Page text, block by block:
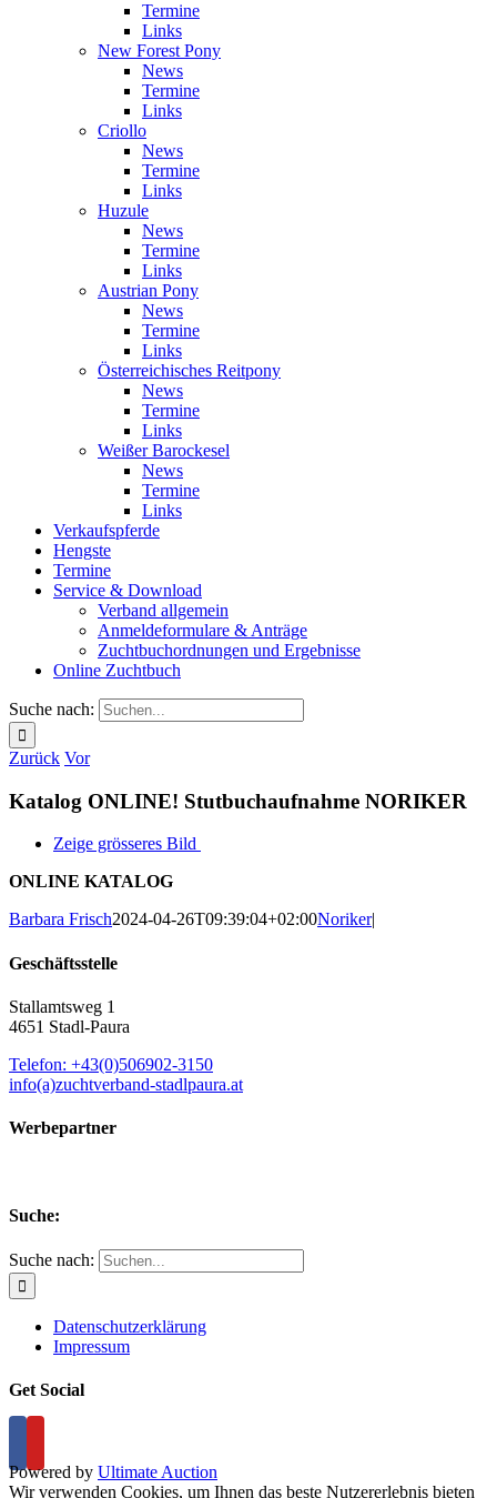
Termine
Links
New Forest Pony
News
Termine
Links
Criollo
News
Termine
Links
Huzule
News
Termine
Links
Austrian Pony
News
Termine
Links
Österreichisches Reitpony
News
Termine
Links
Weißer Barockesel
News
Termine
Links
Verkaufspferde
Hengste
Termine
Service & Download
Verband allgemein
Anmeldeformulare & Anträge
Zuchtbuchordnungen und Ergebnisse
Online Zuchtbuch
Suche nach:
Zurück Vor
Katalog ONLINE! Stutbuch­aufnahme NORIKER
Zeige grösseres Bild
ONLINE KATALOG
Barbara Frisch2024-04-26T09:39:04+02:00Noriker|
Geschäftsstelle
Stallamtsweg 1
4651 Stadl-Paura
Telefon: +43(0)506902-3150
info(a)zuchtverband-stadlpaura.at
Werbepartner
Suche:
Suche nach:
Datenschutzerklärung
Impressum
Get Social
Powered by Ultimate Auction
Wir verwenden Cookies, um Ihnen das beste Nutzererlebnis bieten